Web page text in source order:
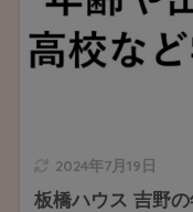
2024年7月19日
板橋ハウス 吉野